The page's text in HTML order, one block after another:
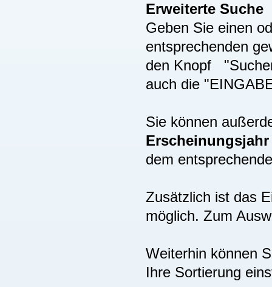
Erweiterte Suche
Geben Sie einen
entsprechenden
den Knopf
auch die
Sie können
dem
Zusätzlich ist das
möglich. Zum
Weiterhin können
Ihre Sortierung